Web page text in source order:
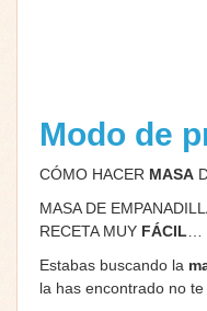
Modo de
CÓMO HACER MASA
MASA DE
RECETA MUY FÁCIL
Estabas buscando la
la has encontrado no